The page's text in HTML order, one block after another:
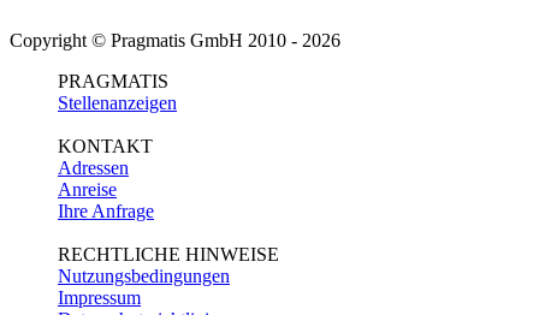
Copyright © Pragmatis GmbH 2010 - 2026
PRAGMATIS
Stellenanzeigen
KONTAKT
Adressen
Anreise
Ihre Anfrage
RECHTLICHE HINWEISE
Nutzungsbedingungen
Impressum